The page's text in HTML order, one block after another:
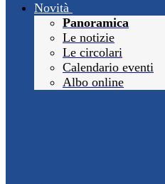
Novità
Panoramica
Le notizie
Le circolari
Calendario eventi
Albo online